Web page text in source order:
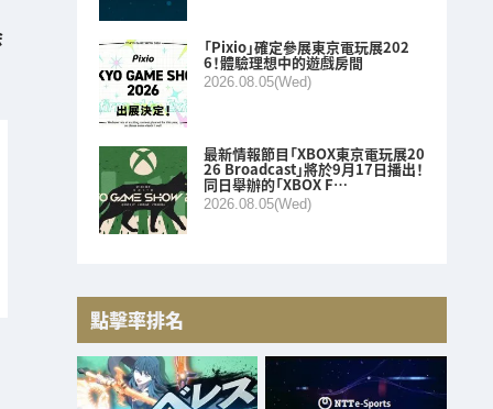
「Pixio」確定參展東京電玩展202
6！體驗理想中的遊戲房間
2026.08.05(Wed)
最新情報節目「XBOX東京電玩展20
26 Broadcast」將於9月17日播出！
同日舉辦的「XBOX F…
2026.08.05(Wed)
點擊率排名